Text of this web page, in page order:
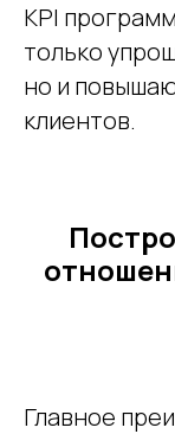
KPI
только
но и
клиентов.
Главное